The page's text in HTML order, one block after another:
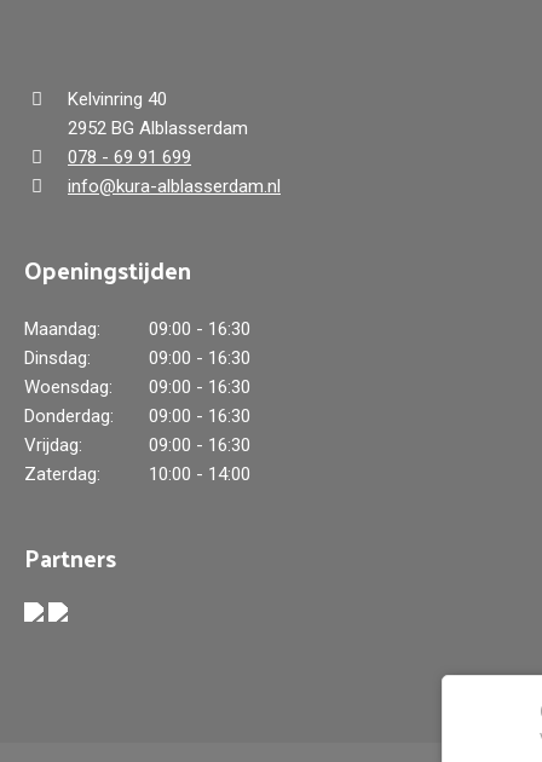
Kelvinring 40
2952 BG Alblasserdam
078 - 69 91 699
info@kura-alblasserdam.nl
Openingstijden
Maandag:
09:00 - 16:30
Dinsdag:
09:00 - 16:30
Woensdag:
09:00 - 16:30
Donderdag:
09:00 - 16:30
Vrijdag:
09:00 - 16:30
Zaterdag:
10:00 - 14:00
Partners